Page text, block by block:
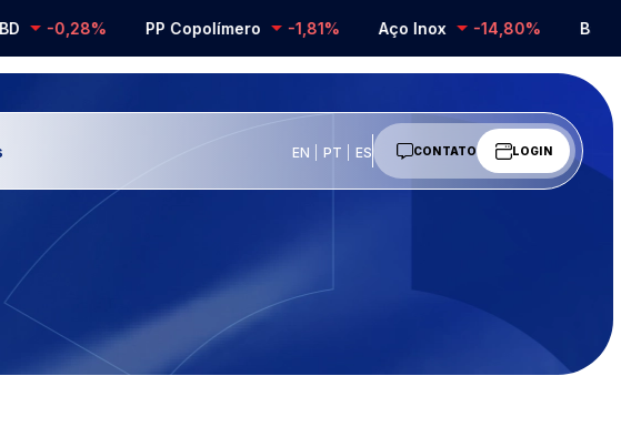
-0,28% PP Copolímero -1,81% Aço Inox -14,80% Barrilha
EN PT ES CONTATO LOGIN